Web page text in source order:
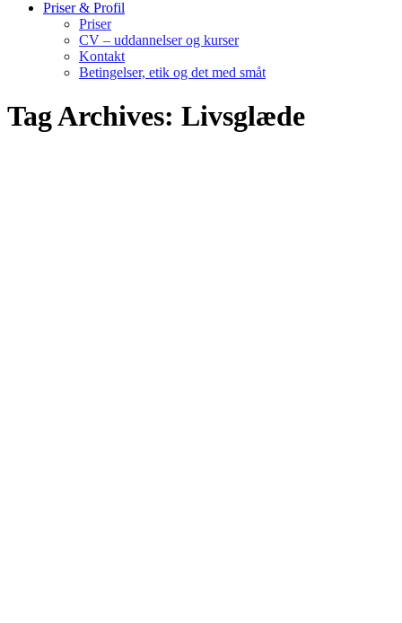
Priser & Profil
Priser
CV – uddannelser og kurser
Kontakt
Betingelser, etik og det med småt
Tag Archives: Livsglæde